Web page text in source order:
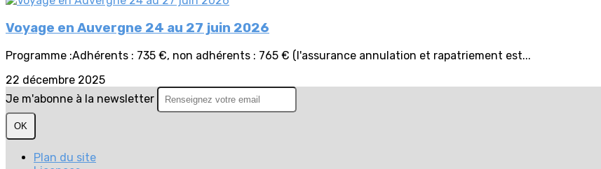
Voyage en Auvergne 24 au 27 juin 2026
Programme :Adhérents : 735 €, non adhérents : 765 € (l'assurance annulation et rapatriement est...
22 décembre 2025
Je m'abonne à la newsletter
OK
Plan du site